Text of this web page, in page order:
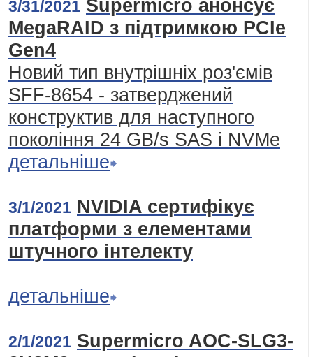
3/31/2021 Supermicro анонсує
MegaRAID з підтримкою PCIe
Gen4
Новий тип внутрішніх роз'ємів
SFF-8654 - затверджений
конструктив для наступного
покоління 24 GB/s SAS і NVMe
детальніше
3/1/2021 NVIDIA сертифікує
платформи з елементами
штучного інтелекту
детальніше
2/1/2021 Supermicro AOC-SLG3-